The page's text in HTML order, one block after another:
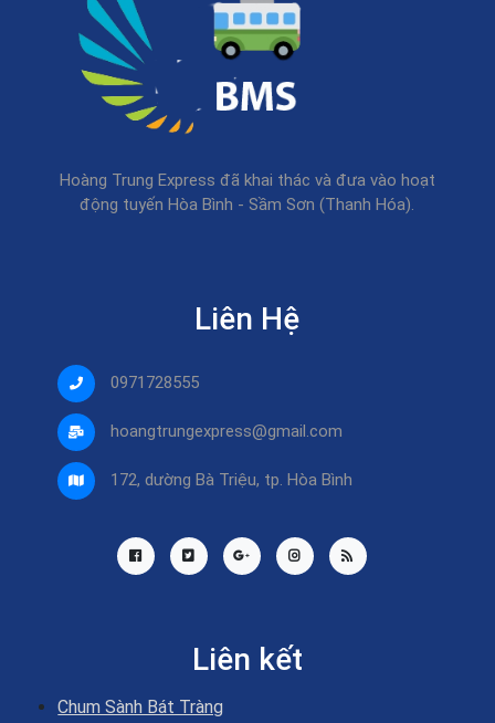
Hoàng Trung Express đã khai thác và đưa vào hoạt
động tuyến Hòa Bình - Sầm Sơn (Thanh Hóa).
Liên Hệ
0971728555
hoangtrungexpress@gmail.com
172, dường Bà Triệu, tp. Hòa Bình
Liên kết
Chum Sành Bát Tràng